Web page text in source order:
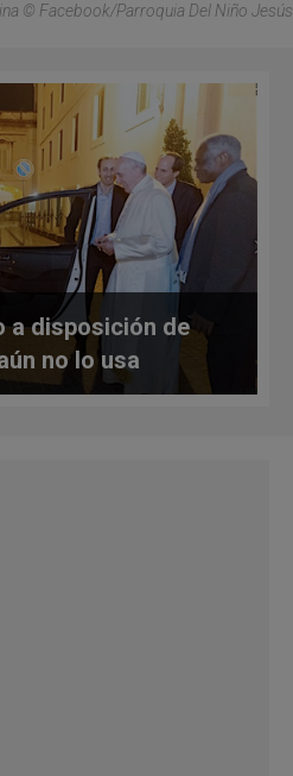
© Facebook/Parroquia Del Niño Jesús
a disposición de
no lo usa